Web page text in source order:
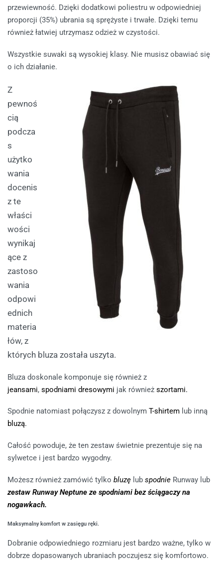
przewiewność. Dzięki dodatkowi poliestru w odpowiedniej
proporcji (35%) ubrania są sprężyste i trwałe. Dzięki temu
również łatwiej utrzymasz odzież w czystości.
Wszystkie suwaki są wysokiej klasy. Nie musisz obawiać się
o ich działanie.
Z
pewnoś
cią
podcza
s
użytko
wania
docenis
z te
właści
wości
wynikaj
ące z
zastoso
wania
odpowi
ednich
materia
łów, z
których bluza została uszyta.
Bluza doskonale komponuje się również z
jeansami, spodniami dresowymi jak również szortami.
Spodnie natomiast połączysz z dowolnym T-shirtem lub inną
bluzą.
Całość powoduje, że ten zestaw świetnie prezentuje się na
sylwetce i jest bardzo wygodny.
Możesz również zamówić tylko bluzę lub spodnie Runway lub
zestaw Runway Neptune ze spodniami bez ściągaczy na
nogawkach.
Maksymalny komfort w zasięgu ręki.
Dobranie odpowiedniego rozmiaru jest bardzo ważne, tylko w
dobrze dopasowanych ubraniach poczujesz się komfortowo.